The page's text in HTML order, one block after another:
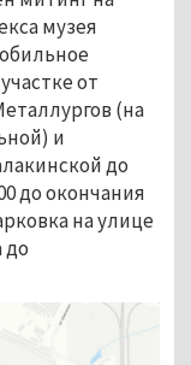
музея
от
(на
и
до
до окончания
на улице
до